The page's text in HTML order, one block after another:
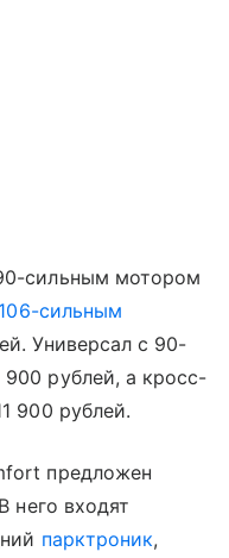
сильным мотором
106-сильным
Универсал с 90-
рублей, а кросс-
900 рублей.
предложен
него входят
парктроник,